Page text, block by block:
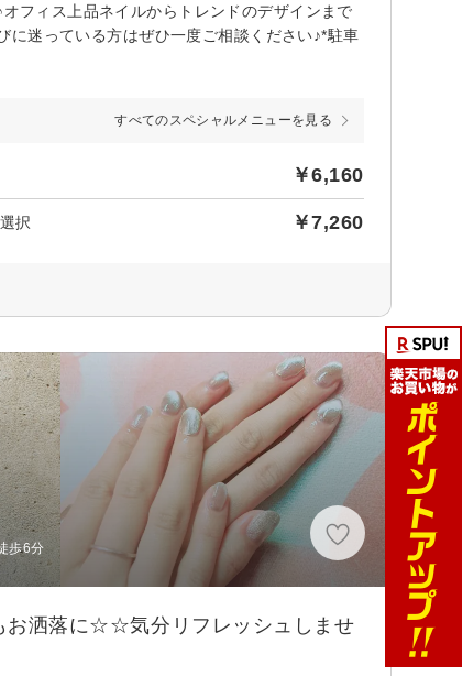
フィス上品ネイルからトレンドのデザインまで
迷っている方はぜひ一度ご相談ください♪*駐車
すべてのスペシャルメニューを見る
￥6,160
択 ￥7,260
歩6分
お洒落に☆☆気分リフレッシュしませ